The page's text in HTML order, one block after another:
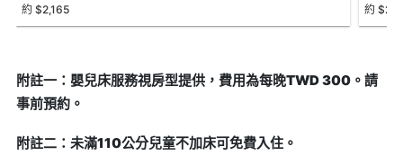
約 $2,165 約
附註一：嬰兒床服務視房型提供，費用為每晚TWD 300。請
事前預約。
附註二：未滿110公分兒童不加床可免費入住。